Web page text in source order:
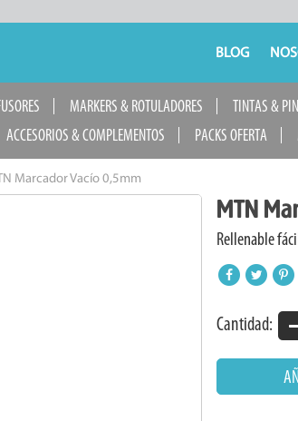
BLOG
MARKERS & ROTULADORES TINTAS &
ACCESORIOS & COMPLEMENTOS PACKS OFERTA
Marcador Vacío 0,5mm
MTN
Rellenable
Cantidad: